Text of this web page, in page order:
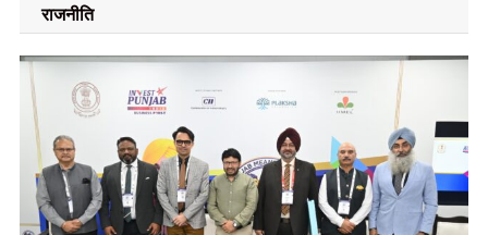
राजनीति